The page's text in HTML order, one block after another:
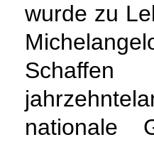
wurde zu
nationale